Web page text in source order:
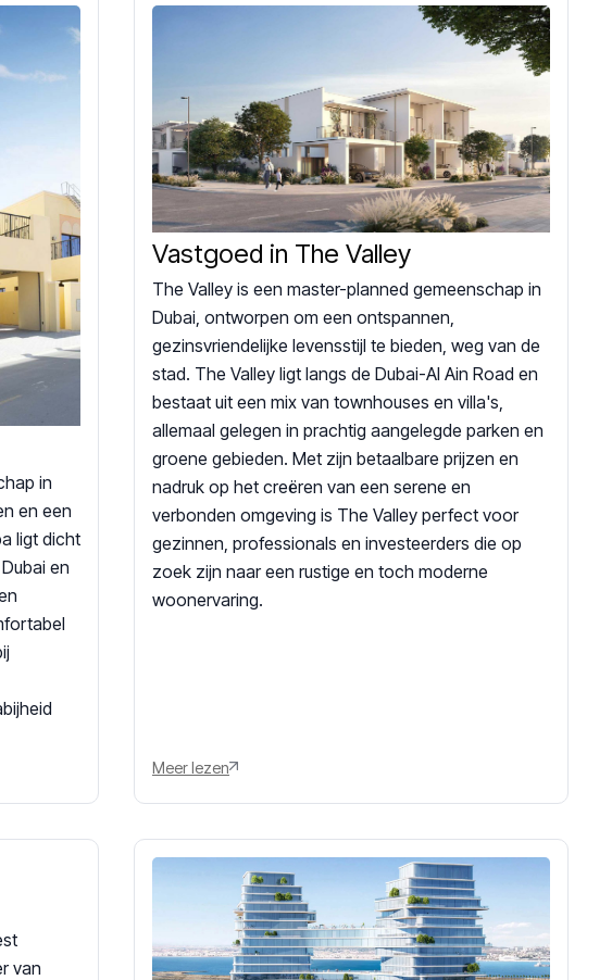
in
en een
ligt dicht
en
Vastgoed in The Valley
The Valley is een master-planned gemeenschap in
Dubai, ontworpen om een ontspannen,
gezinsvriendelijke levensstijl te bieden, weg van de
stad. The Valley ligt langs de Dubai-Al Ain Road en
bestaat uit een mix van townhouses en villa's,
allemaal gelegen in prachtig aangelegde parken en
groene gebieden. Met zijn betaalbare prijzen en
nadruk op het creëren van een serene en
verbonden omgeving is The Valley perfect voor
gezinnen, professionals en investeerders die op
zoek zijn naar een rustige en toch moderne
woonervaring.
Meer lezen
van